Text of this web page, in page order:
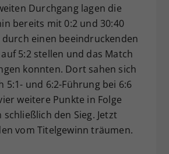
Durchgang lagen die
bereits mit 0:2 und 30:40
durch einen beeindruckenden
5:2 stellen und das Match
konnten. Dort sahen sich
5:1- und 6:2-Führung bei 6:6
weitere Punkte in Folge
den Sieg. Jetzt
vom Titelgewinn träumen.